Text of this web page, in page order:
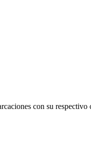
con su respectivo